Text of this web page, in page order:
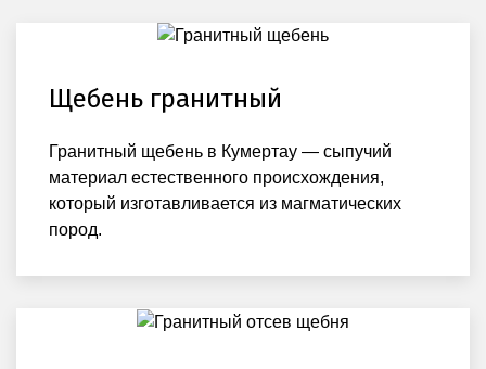
Щебень гранитный
Гранитный щебень в Кумертау — сыпучий
материал естественного происхождения,
который изготавливается из магматических
пород.